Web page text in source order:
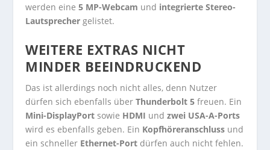
werden eine5 MP-Webcam und integrierte Stereo-
Lautsprecher gelistet.
WEITERE EXTRAS NICHT
MINDER BEEINDRUCKEND
Das ist allerdings noch nicht alles, denn Nutzer
dürfen sich ebenfalls über Thunderbolt 5 freuen. Ein
Mini-DisplayPort sowie HDMI und zwei USA-A-Ports
wird es ebenfalls geben. Ein Kopfhöreranschluss und
ein schneller Ethernet-Port dürfen auch nicht fehlen.